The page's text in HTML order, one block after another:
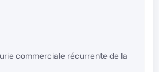
commerciale récurrente de la